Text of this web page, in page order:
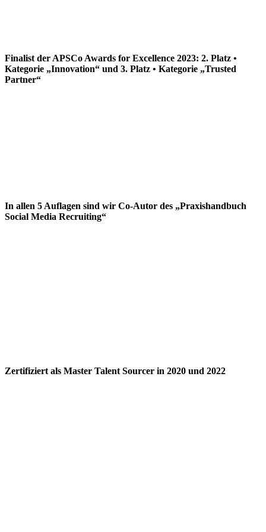
Finalist der APSCo Awards for Excellence 2023: 2. Platz •
Kategorie „Innovation“ und 3. Platz • Kategorie „Trusted
Partner“
In allen 5 Auflagen sind wir Co-Autor des „Praxishandbuch
Social Media Recruiting“
Zertifiziert als Master Talent Sourcer in 2020 und 2022